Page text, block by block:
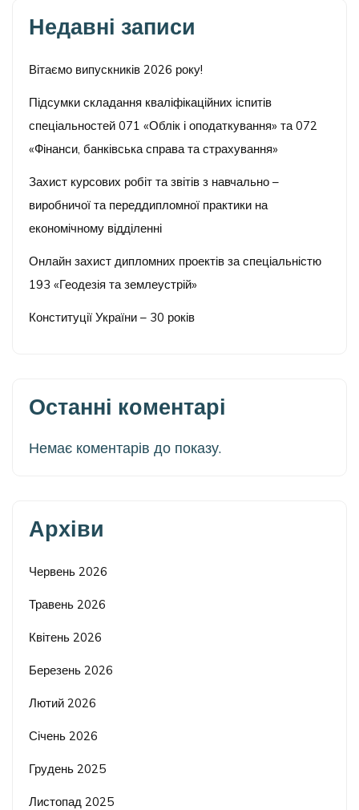
Недавні записи
Вітаємо випускників 2026 року!
Підсумки складання кваліфікаційних іспитів
спеціальностей 071 «Облік і оподаткування» та 072
«Фінанси, банківська справа та страхування»
Захист курсових робіт та звітів з навчально –
виробничої та переддипломної практики на
економічному відділенні
Онлайн захист дипломних проектів за спеціальністю
193 «Геодезія та землеустрій»
Конституції України – 30 років
Останні коментарі
Немає коментарів до показу.
Архіви
Червень 2026
Травень 2026
Квітень 2026
Березень 2026
Лютий 2026
Січень 2026
Грудень 2025
Листопад 2025